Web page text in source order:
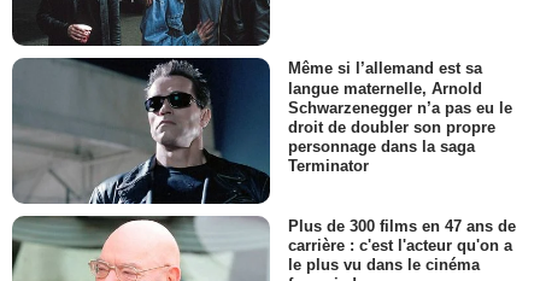
Même si l’allemand est sa
langue maternelle, Arnold
Schwarzenegger n’a pas eu le
droit de doubler son propre
personnage dans la saga
Terminator
Plus de 300 films en 47 ans de
carrière : c'est l'acteur qu'on a
le plus vu dans le cinéma